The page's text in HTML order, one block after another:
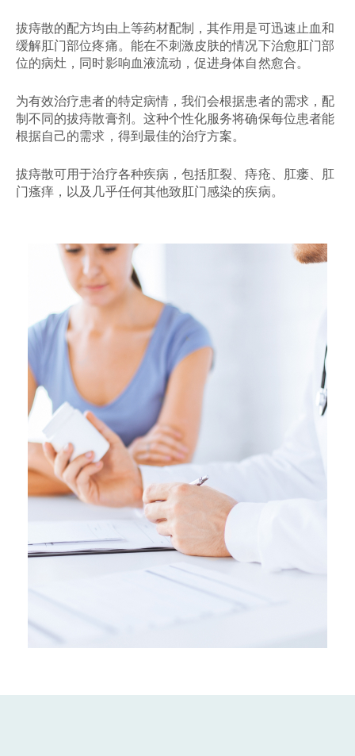
拔痔散的配方均由上等药材配制，其作用是可迅速止血和
缓解肛门部位疼痛。能在不刺激皮肤的情况下治愈肛门部
位的病灶，同时影响血液流动，促进身体自然愈合。
为有效治疗患者的特定病情，我们会根据患者的需求，配
制不同的拔痔散膏剂。这种个性化服务将确保每位患者能
根据自己的需求，得到最佳的治疗方案。
拔痔散可用于治疗各种疾病，包括肛裂、痔疮、肛瘘、肛
门瘙痒，以及几乎任何其他致肛门感染的疾病。